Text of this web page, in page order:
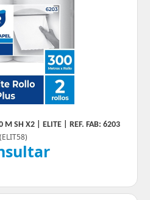
M SH X2 | ELITE | REF. FAB: 6203
(ELIT58)